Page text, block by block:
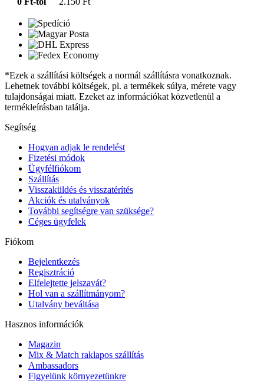
*Ezek a szállítási költségek a normál szállításra vonatkoznak.
Lehetnek további költségek, pl. a termékek súlya, mérete vagy
tulajdonságai miatt. Ezeket az információkat közvetlenül a
termékleírásban találja.
Segítség
Hogyan adjak le rendelést
Fizetési módok
Ügyfélfiókom
Szállítás
Visszaküldés és visszatérítés
Akciók és utalványok
További segítségre van szüksége?
Céges ügyfelek
Fiókom
Bejelentkezés
Regisztráció
Elfelejtette jelszavát?
Hol van a szállítmányom?
Utalvány beváltása
Hasznos információk
Magazin
Mix & Match raklapos szállítás
Ambassadors
Figyelünk környezetünkre